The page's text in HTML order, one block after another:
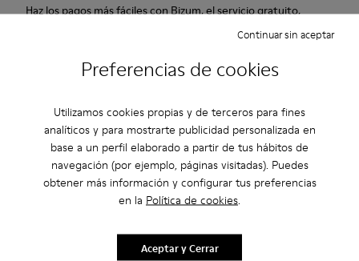
Preferencias de cookies
Utilizamos cookies propias y de terceros para fines
analíticos y para mostrarte publicidad personalizada en
base a un perfil elaborado a partir de tus hábitos de
navegación (por ejemplo, páginas visitadas). Puedes
obtener más información y configurar tus preferencias
en la Política de cookies.
Continuar sin aceptar
Aceptar y Cerrar
Haz los pagos más fáciles con Bizum, el servicio gratuito,
Características
Blanco y negro.
Entresuela gruesa: ligereza.
Cuidados Del Producto
Nuestros zapatos se han fabricado con materiales de primera